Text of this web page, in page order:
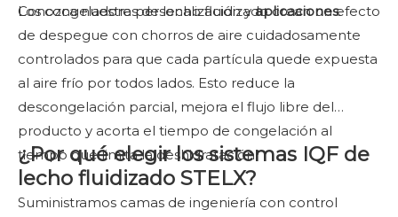
Conozca nuestra personalización yaplicaciones.
Los congeladores de lecho fluidizado crean un efecto
de despegue con chorros de aire cuidadosamente
controlados para que cada partícula quede expuesta
al aire frío por todos lados. Esto reduce la
descongelación parcial, mejora el flujo libre del
producto y acorta el tiempo de congelación al
tiempo que limita la deshidratación.
¿Por qué elegir los sistemas IQF de
lecho fluidizado STELX?
Suministramos camas de ingeniería con control